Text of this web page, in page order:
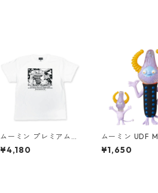
ムーミン プレミアムT
シャツ 思い出 ホワイ
ト 海のオーケストラ号
¥4,180
ムーミン UDF
N 火星人 親子
フィギュア
¥1,650